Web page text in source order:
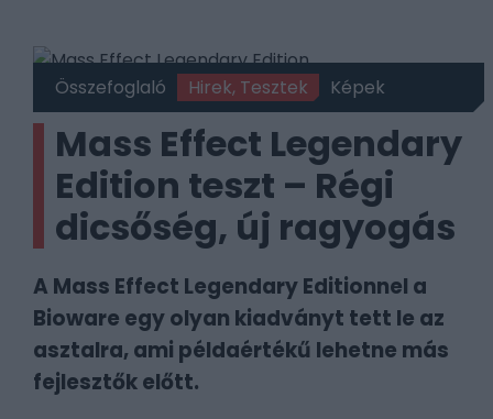
Összefoglaló Hirek, Tesztek Képek
Mass Effect Legendary
Edition teszt – Régi
dicsőség, új ragyogás
A Mass Effect Legendary Editionnel a
Bioware egy olyan kiadványt tett le az
asztalra, ami példaértékű lehetne más
fejlesztők előtt.